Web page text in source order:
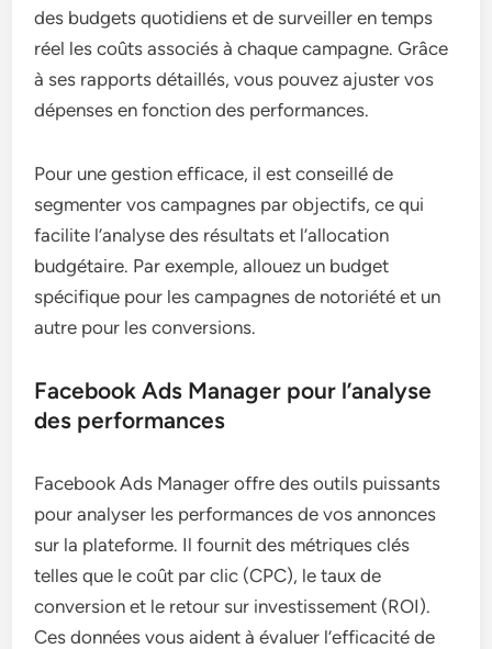
des budgets quotidiens et de surveiller en temps
réel les coûts associés à chaque campagne. Grâce
à ses rapports détaillés, vous pouvez ajuster vos
dépenses en fonction des performances.
Pour une gestion efficace, il est conseillé de
segmenter vos campagnes par objectifs, ce qui
facilite l’analyse des résultats et l’allocation
budgétaire. Par exemple, allouez un budget
spécifique pour les campagnes de notoriété et un
autre pour les conversions.
Facebook Ads Manager pour l’analyse
des performances
Facebook Ads Manager offre des outils puissants
pour analyser les performances de vos annonces
sur la plateforme. Il fournit des métriques clés
telles que le coût par clic (CPC), le taux de
conversion et le retour sur investissement (ROI).
Ces données vous aident à évaluer l’efficacité de